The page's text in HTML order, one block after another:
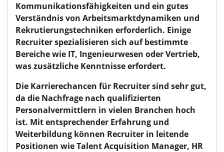
Kommunikationsfähigkeiten und ein gutes
Verständnis von Arbeitsmarktdynamiken und
Rekrutierungstechniken erforderlich. Einige
Recruiter spezialisieren sich auf bestimmte
Bereiche wie IT, Ingenieurwesen oder Vertrieb,
was zusätzliche Kenntnisse erfordert.
Die Karrierechancen für Recruiter sind sehr gut,
da die Nachfrage nach qualifizierten
Personalvermittlern in vielen Branchen hoch
ist. Mit entsprechender Erfahrung und
Weiterbildung können Recruiter in leitende
Positionen wie Talent Acquisition Manager, HR